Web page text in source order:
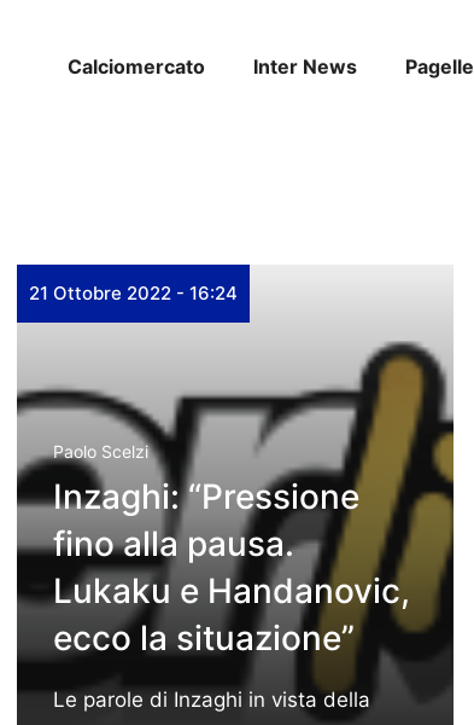
Calciomercato Inter News Pagelle
21 Ottobre 2022 - 16:24
Paolo Scelzi
Inzaghi: “Pressione
fino alla pausa.
Lukaku e Handanovic,
ecco la situazione”
Le parole di Inzaghi in vista della